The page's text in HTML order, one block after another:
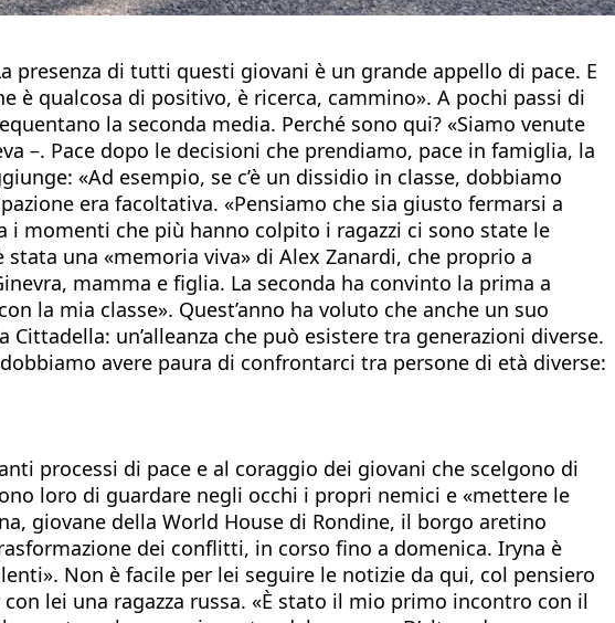
presenza di tutti questi giovani è un grande appello di pace. E
è qualcosa di positivo, è ricerca, cammino». A pochi passi di
la seconda media. Perché sono qui? «Siamo venute
–. Pace dopo le decisioni che prendiamo, pace in famiglia, la
«Ad esempio, se c’è un dissidio in classe, dobbiamo
era facoltativa. «Pensiamo che sia giusto fermarsi a
i momenti che più hanno colpito i ragazzi ci sono state le
una «memoria viva» di Alex Zanardi, che proprio a
mamma e figlia. La seconda ha convinto la prima a
la mia classe». Quest’anno ha voluto che anche un suo
un’alleanza che può esistere tra generazioni diverse.
avere paura di confrontarci tra persone di età diverse:
processi di pace e al coraggio dei giovani che scelgono di
loro di guardare negli occhi i propri nemici e «mettere le
giovane della World House di Rondine, il borgo aretino
dei conflitti, in corso fino a domenica. Iryna è
Non è facile per lei seguire le notizie da qui, col pensiero
lei una ragazza russa. «È stato il mio primo incontro con il